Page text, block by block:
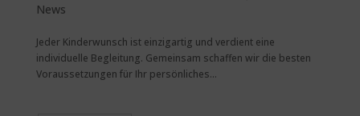
News
Jeder Kinderwunsch ist einzigartig und verdient eine
individuelle Begleitung. Gemeinsam schaffen wir die besten
Voraussetzungen für Ihr persönliches...